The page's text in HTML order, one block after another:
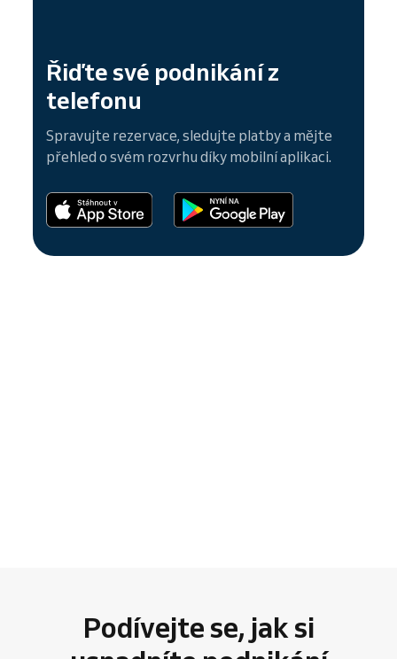
Řiďte své podnikání z
telefonu
Spravujte rezervace, sledujte platby a mějte
přehled o svém rozvrhu díky mobilní aplikaci.
Podívejte se, jak si